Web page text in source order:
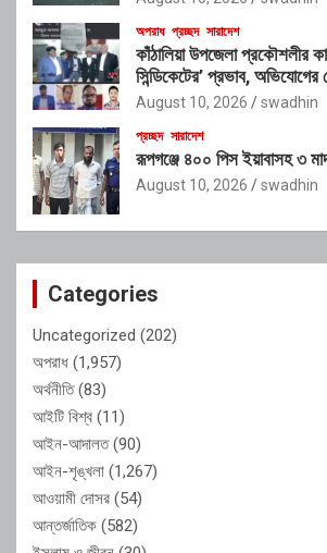
অপরাধ প্রচ্ছদ সারাদেশ
কাঁঠালিয়া উপজেলা প্রকৌশলীর
সিন্ডিকেটের’ প্রভাব, অভিযোগের
August 10, 2026 swadhin
প্রচ্ছদ সারাদেশ
রূপগঞ্জে ৪০০ পিস ইয়াবাসহ ৩
August 10, 2026 swadhin
Categories
Uncategorized (202)
অপরাধ (1,957)
অর্থনীতি(83)
আইটি বিশ্ব (11)
আইন-আদালত(90)
আইন-শৃঙ্খলা (1,267)
আওয়ামী দোসর (54)
আন্তর্জাতিক (582)